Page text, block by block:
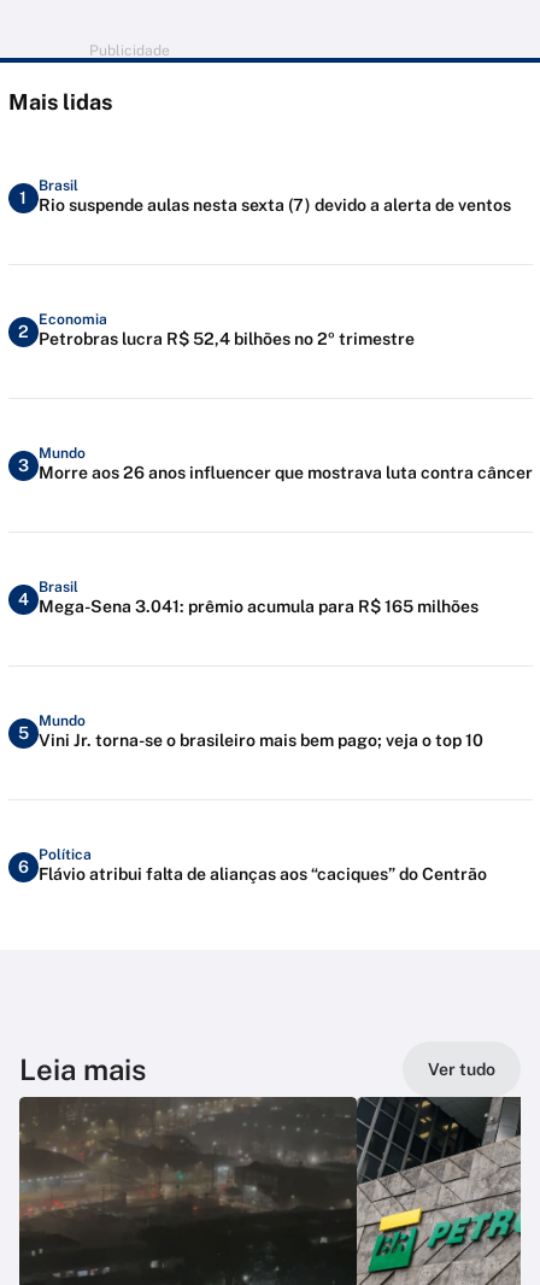
Publicidade
Mais lidas
1
Brasil
Rio suspende aulas nesta sexta (7) devido a alerta de ventos
2
Economia
Petrobras lucra R$ 52,4 bilhões no 2º trimestre
3
Mundo
Morre aos 26 anos influencer que mostrava luta contra câncer
4
Brasil
Mega-Sena 3.041: prêmio acumula para R$ 165 milhões
5
Mundo
Vini Jr. torna-se o brasileiro mais bem pago; veja o top 10
6
Política
Flávio atribui falta de alianças aos “caciques” do Centrão
Leia mais Ver tudo